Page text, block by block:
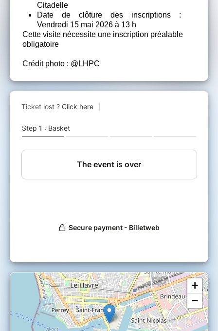
Citadelle
Date de clôture des inscriptions :
Vendredi 15 mai 2026 à 13 h
Cette visite nécessite une inscription préalable
obligatoire
Crédit photo : @LHPC
+
−